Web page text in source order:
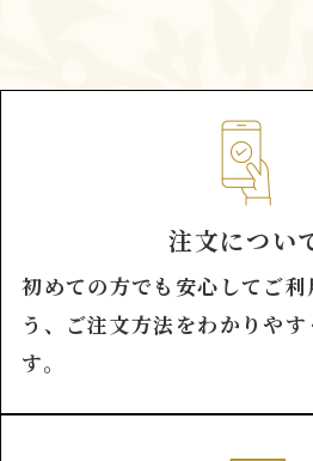
注文につい
初めての方でも安心してご利
う、ご注文方法をわかりやす
す。